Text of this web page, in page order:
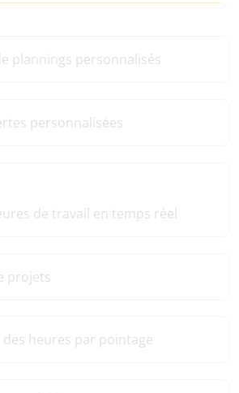
plannings personnalisés
personnalisées
de travail en temps réel
projets
des heures par pointage